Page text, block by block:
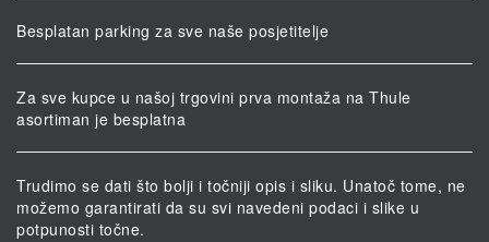
Besplatan parking za sve naše posjetitelje
Za sve kupce u našoj trgovini prva montaža na Thule
asortiman je besplatna
Trudimo se dati što bolji i točniji opis i sliku. Unatoč tome, ne
možemo garantirati da su svi navedeni podaci i slike u
potpunosti točne.